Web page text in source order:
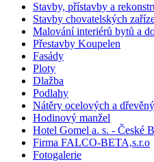
Stavby, přístavby a
Stavby chovatelských
Malování interiérů bytů a
Přestavby Koupelen
Fasády
Ploty
Dlažba
Podlahy
Nátěry ocelových a
Hodinový manžel
Hotel Gomel a. s. - České
Firma FALCO-BETA,s.r.o
Fotogalerie